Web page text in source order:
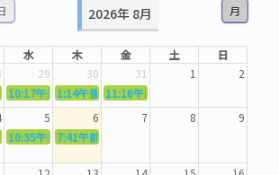
月
2026年 8月
水 木 金 土
日
29 30 31 1
2
国語力を〜
5363．～自信を〜
10:17午前 5364．～信じて待つ〜
1:14午後 5365．～計画的に〜
11:16午前
5 6 7 8
9
機能を育てる〜
5369．～歌唱造形〜
10:35午前 5370．～バランスを〜
7:41午前